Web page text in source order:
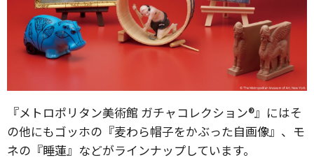
『メトロポリタン美術館 ガチャコレクション®』にはそ
の他にもゴッホの『麦わら帽子をかぶった自画像』、モ
ネの『睡蓮』などがラインナップしています。